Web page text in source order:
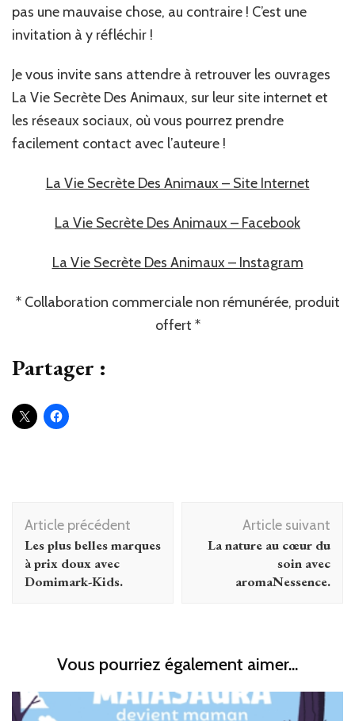
pas une mauvaise chose, au contraire ! C’est une
invitation à y réfléchir !
Je vous invite sans attendre à retrouver les ouvrages
La Vie Secrète Des Animaux, sur leur site internet et
les réseaux sociaux, où vous pourrez prendre
facilement contact avec l’auteure !
La Vie Secrète Des Animaux – Site Internet
La Vie Secrète Des Animaux – Facebook
La Vie Secrète Des Animaux – Instagram
* Collaboration commerciale non rémunérée, produit
offert *
Partager :
Navigation
d'article
Article précédent
Les plus belles marques
à prix doux avec
Domimark-Kids.
Article suivant
La nature au cœur du
soin avec
aromaNessence.
Vous pourriez également aimer...